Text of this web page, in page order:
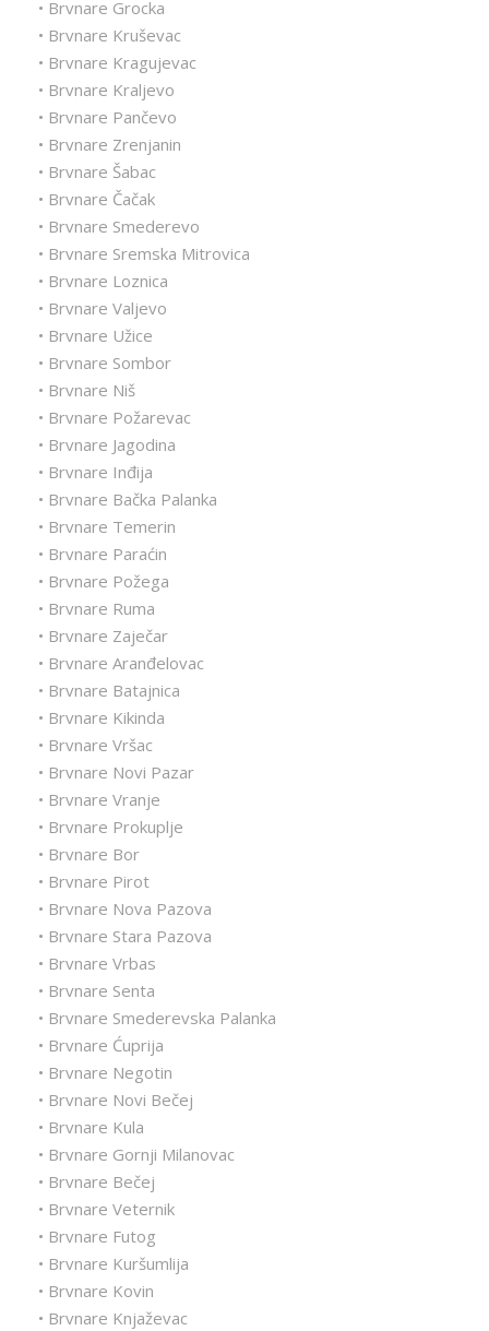
• Brvnare Grocka
• Brvnare Kruševac
• Brvnare Kragujevac
• Brvnare Kraljevo
• Brvnare Pančevo
• Brvnare Zrenjanin
• Brvnare Šabac
• Brvnare Čačak
• Brvnare Smederevo
• Brvnare Sremska Mitrovica
• Brvnare Loznica
• Brvnare Valjevo
• Brvnare Užice
• Brvnare Sombor
• Brvnare Niš
• Brvnare Požarevac
• Brvnare Jagodina
• Brvnare Inđija
• Brvnare Bačka Palanka
• Brvnare Temerin
• Brvnare Paraćin
• Brvnare Požega
• Brvnare Ruma
• Brvnare Zaječar
• Brvnare Aranđelovac
• Brvnare Batajnica
• Brvnare Kikinda
• Brvnare Vršac
• Brvnare Novi Pazar
• Brvnare Vranje
• Brvnare Prokuplje
• Brvnare Bor
• Brvnare Pirot
• Brvnare Nova Pazova
• Brvnare Stara Pazova
• Brvnare Vrbas
• Brvnare Senta
• Brvnare Smederevska Palanka
• Brvnare Ćuprija
• Brvnare Negotin
• Brvnare Novi Bečej
• Brvnare Kula
• Brvnare Gornji Milanovac
• Brvnare Bečej
• Brvnare Veternik
• Brvnare Futog
• Brvnare Kuršumlija
• Brvnare Kovin
• Brvnare Knjaževac